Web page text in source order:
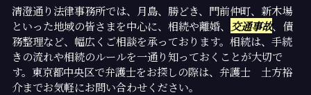
清澄通り法律事務所では、月島、勝どき、門前仲町、新木場
といった地域の皆さまを中心に、相続や離婚、
交通事故、債
務整理など、幅広くご相談を承っております。相続は、手続
きの流れや相続のルールを一通り知っておくことが大切で
す。東京都中央区で弁護士をお探しの際は、弁護士 土方裕
介までお気軽にお問い合わせください。